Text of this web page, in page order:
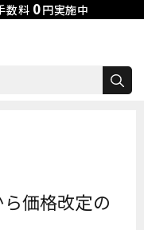
数料 0円実施中
ら価格改定の